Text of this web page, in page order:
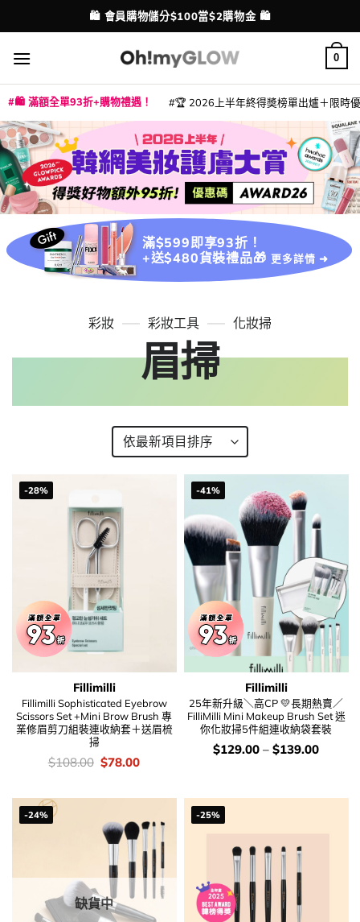
to
content
配送港澳
🛍️ 會員購物儲分$100當$2購物金 🛍️
0
🛍️ 滿額全單93折+購物禮遇！ 🏆 2026上半年終得奬榜單出爐＋限時
滿$599即享93折！
+送$480貨裝禮品🎁 更多詳情 ➜
彩妝 彩妝工具 化妝掃
眉掃
-28%
Fillimilli
Fillimilli Sophisticated Eyebrow
Scissors Set +Mini Brow Brush 專
業修眉剪刀組裝連收納套＋送眉梳
掃
價
錢：
$108.00 Original
price
$108.00.
$78.00Current
$78.00.
-41%
Fillimilli
25年新升級＼高CP 💛長期熱賣／
FilliMilli Mini Makeup Brush Set 迷
你化妝掃5件組連收納袋套裝
價
錢：
$129.00 – $139.00
-24%
缺貨中
-25%